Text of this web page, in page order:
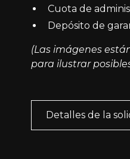
Cuota de
Depósito de
(Las imágenes
para ilustrar
Detalles de la